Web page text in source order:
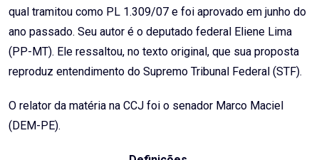
qual tramitou como PL 1.309/07 e foi aprovado em junho do
ano passado. Seu autor é o deputado federal Eliene Lima
(PP-MT). Ele ressaltou, no texto original, que sua proposta
reproduz entendimento do Supremo Tribunal Federal (STF).
O relator da matéria na CCJ foi o senador Marco Maciel
(DEM-PE).